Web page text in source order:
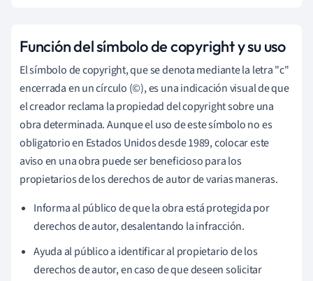
Función del símbolo de copyright y su uso
El símbolo de copyright, que se denota mediante la letra "c"
encerrada en un círculo (©), es una indicación visual de que
el creador reclama la propiedad del copyright sobre una
obra determinada. Aunque el uso de este símbolo no es
obligatorio en Estados Unidos desde 1989, colocar este
aviso en una obra puede ser beneficioso para los
propietarios de los derechos de autor de varias maneras.
Informa al público de que la obra está protegida por
derechos de autor, desalentando la infracción.
Ayuda al público a identificar al propietario de los
derechos de autor, en caso de que deseen solicitar